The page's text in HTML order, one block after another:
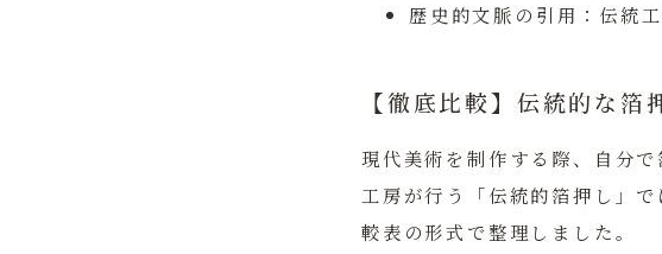
歴史的文脈の引用： 伝統
【徹底比較】伝統的な
現代美術を制作する際、自分
工房が行う「伝統的箔押し」
較表の形式で整理しました。